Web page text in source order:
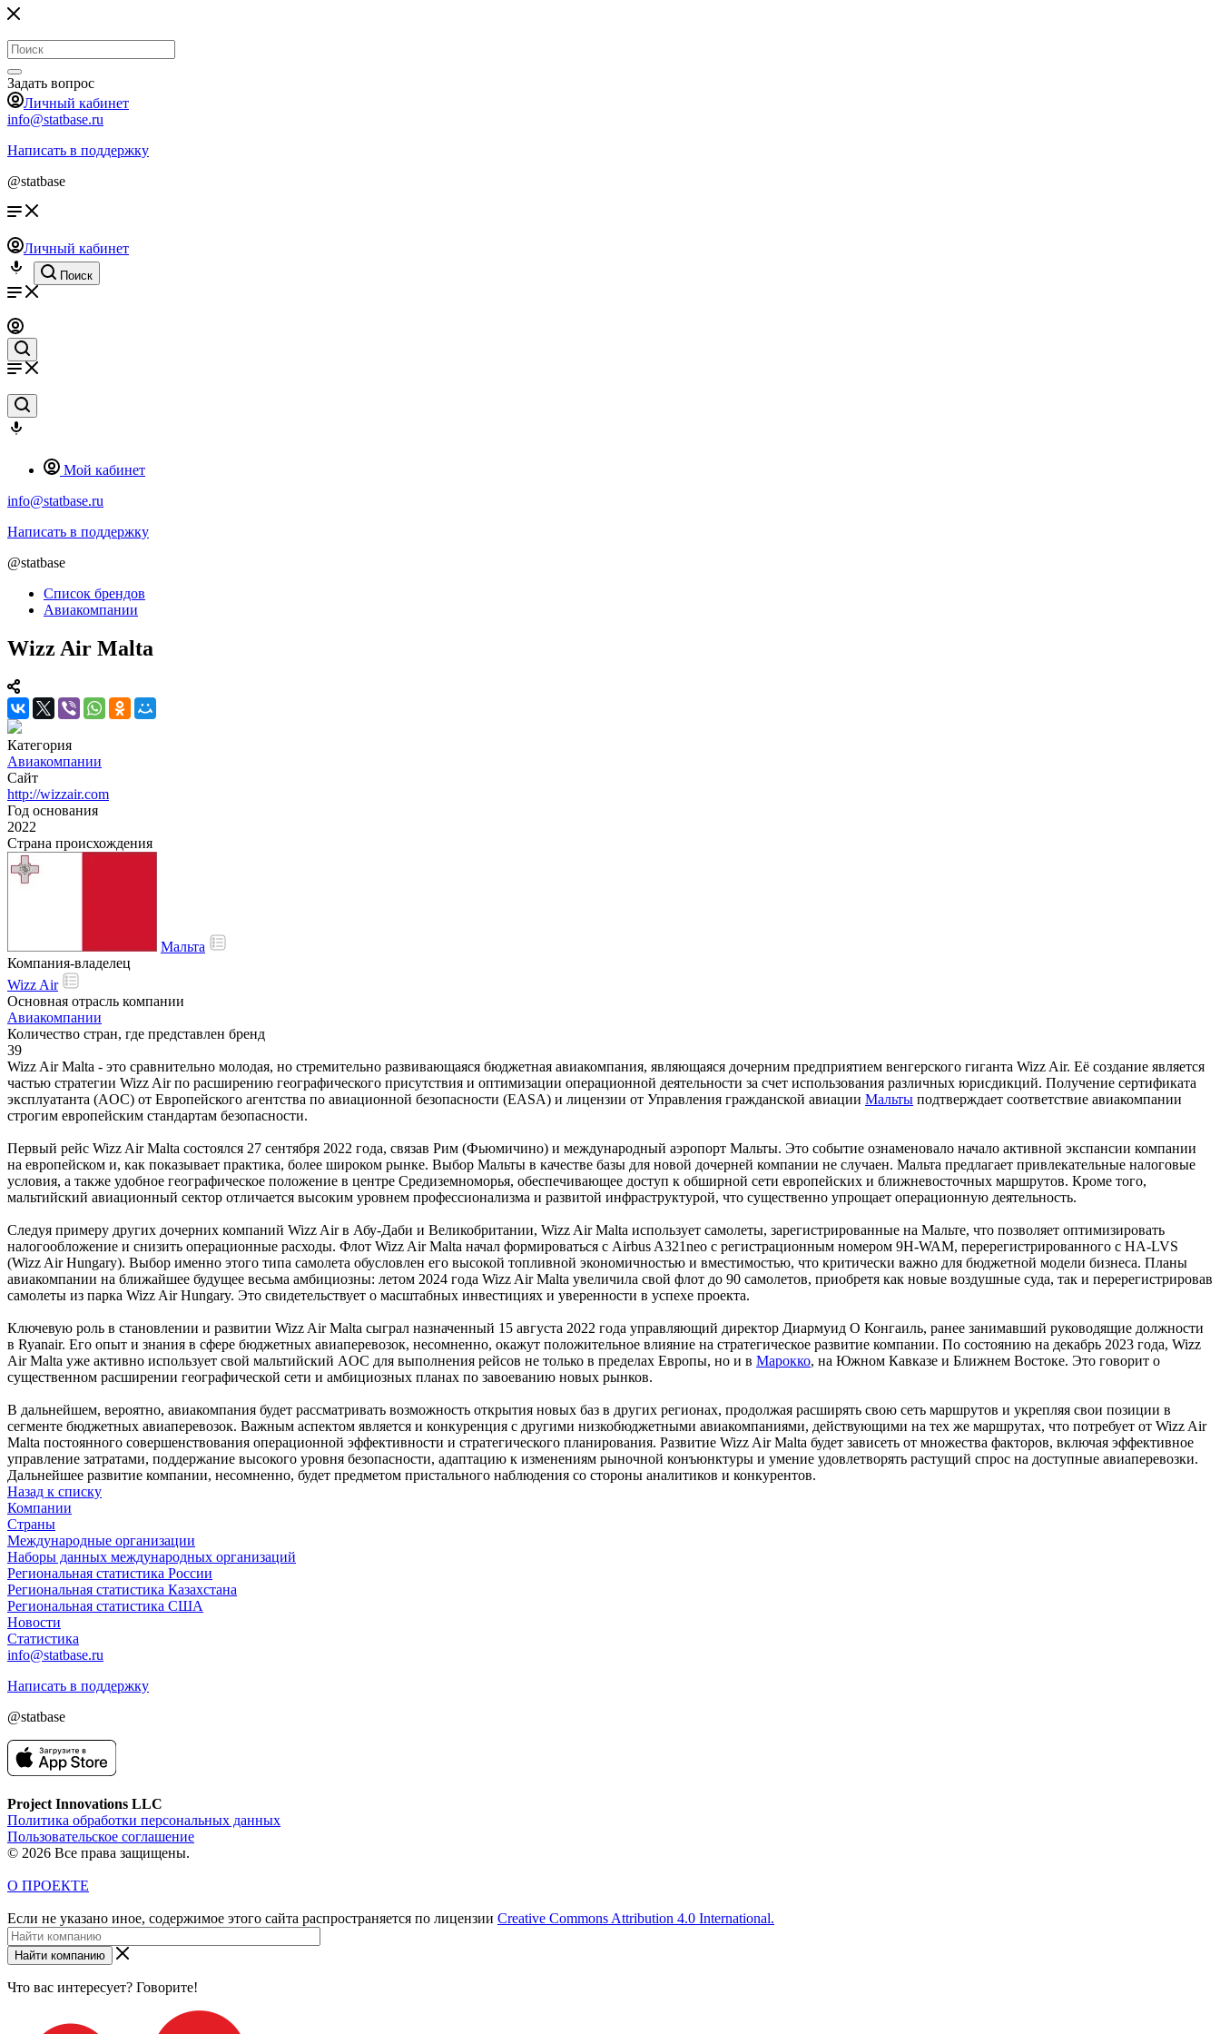
Задать вопрос
Личный кабинет
info@statbase.ru
Написать в поддержку
@statbase
Личный кабинет
Поиск
Мой кабинет
info@statbase.ru
Написать в поддержку
@statbase
Список брендов
Авиакомпании
Wizz Air Malta
Категория
Авиакомпании
Сайт
http://wizzair.com
Год основания
2022
Страна происхождения
Мальта
Компания-владелец
Wizz Air
Основная отрасль компании
Авиакомпании
Количество стран, где представлен бренд
39
Wizz Air Malta - это сравнительно молодая, но стремительно развивающаяся бюджетная авиакомпания, являющаяся дочерним предприятием венгерского гиганта Wizz Air. Её создание является
частью стратегии Wizz Air по расширению географического присутствия и оптимизации операционной деятельности за счет использования различных юрисдикций. Получение сертификата
эксплуатанта (AOC) от Европейского агентства по авиационной безопасности (EASA) и лицензии от Управления гражданской авиации Мальты подтверждает соответствие авиакомпании
строгим европейским стандартам безопасности.
Первый рейс Wizz Air Malta состоялся 27 сентября 2022 года, связав Рим (Фьюмичино) и международный аэропорт Мальты. Это событие ознаменовало начало активной экспансии компании
на европейском и, как показывает практика, более широком рынке. Выбор Мальты в качестве базы для новой дочерней компании не случаен. Мальта предлагает привлекательные налоговые
условия, а также удобное географическое положение в центре Средиземноморья, обеспечивающее доступ к обширной сети европейских и ближневосточных маршрутов. Кроме того,
мальтийский авиационный сектор отличается высоким уровнем профессионализма и развитой инфраструктурой, что существенно упрощает операционную деятельность.
Следуя примеру других дочерних компаний Wizz Air в Абу-Даби и Великобритании, Wizz Air Malta использует самолеты, зарегистрированные на Мальте, что позволяет оптимизировать
налогообложение и снизить операционные расходы. Флот Wizz Air Malta начал формироваться с Airbus A321neo с регистрационным номером 9H-WAM, перерегистрированного с HA-LVS
(Wizz Air Hungary). Выбор именно этого типа самолета обусловлен его высокой топливной экономичностью и вместимостью, что критически важно для бюджетной модели бизнеса. Планы
авиакомпании на ближайшее будущее весьма амбициозны: летом 2024 года Wizz Air Malta увеличила свой флот до 90 самолетов, приобретя как новые воздушные суда, так и перерегистрировав
самолеты из парка Wizz Air Hungary. Это свидетельствует о масштабных инвестициях и уверенности в успехе проекта.
Ключевую роль в становлении и развитии Wizz Air Malta сыграл назначенный 15 августа 2022 года управляющий директор Диармуид О Конгаиль, ранее занимавший руководящие должности
в Ryanair. Его опыт и знания в сфере бюджетных авиаперевозок, несомненно, окажут положительное влияние на стратегическое развитие компании. По состоянию на декабрь 2023 года, Wizz
Air Malta уже активно использует свой мальтийский AOC для выполнения рейсов не только в пределах Европы, но и в Марокко, на Южном Кавказе и Ближнем Востоке. Это говорит о
существенном расширении географической сети и амбициозных планах по завоеванию новых рынков.
В дальнейшем, вероятно, авиакомпания будет рассматривать возможность открытия новых баз в других регионах, продолжая расширять свою сеть маршрутов и укрепляя свои позиции в
сегменте бюджетных авиаперевозок. Важным аспектом является и конкуренция с другими низкобюджетными авиакомпаниями, действующими на тех же маршрутах, что потребует от Wizz Air
Malta постоянного совершенствования операционной эффективности и стратегического планирования. Развитие Wizz Air Malta будет зависеть от множества факторов, включая эффективное
управление затратами, поддержание высокого уровня безопасности, адаптацию к изменениям рыночной конъюнктуры и умение удовлетворять растущий спрос на доступные авиаперевозки.
Дальнейшее развитие компании, несомненно, будет предметом пристального наблюдения со стороны аналитиков и конкурентов.
Назад к списку
Компании
Страны
Международные организации
Наборы данных международных организаций
Региональная статистика России
Региональная статистика Казахстана
Региональная статистика США
Новости
Статистика
info@statbase.ru
Написать в поддержку
@statbase
Project Innovations LLC
Политика обработки персональных данных
Пользовательское соглашение
© 2026 Все права защищены.
О ПРОЕКТЕ
Если не указано иное, содержимое этого сайта распространяется по лицензии Creative Commons Attribution 4.0 International.
Найти компанию
Что вас интересует? Говорите!